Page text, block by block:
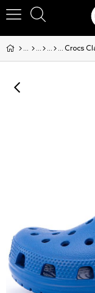
Crocs